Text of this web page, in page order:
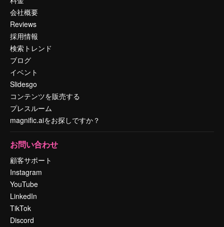
会社概要
Reviews
採用情報
検索トレンド
ブログ
イベント
Slidesgo
コンテンツを販売する
プレスルーム
magnific.aiをお探しですか？
お問い合わせ
顧客サポート
Instagram
YouTube
LinkedIn
TikTok
Discord